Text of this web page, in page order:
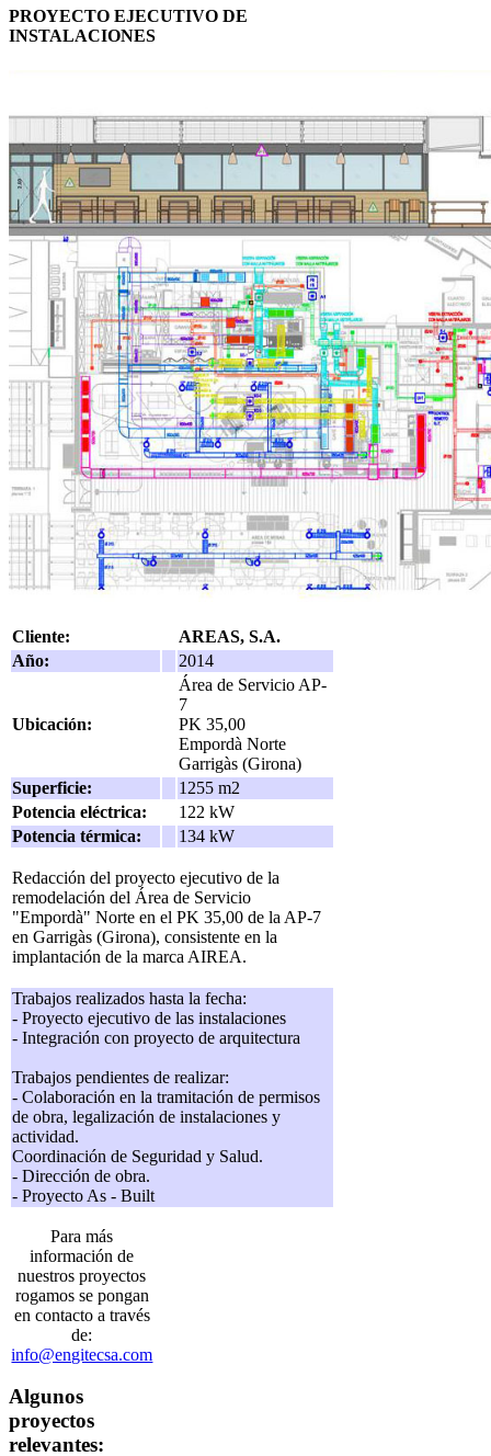
PROYECTO EJECUTIVO DE
INSTALACIONES
Cliente:
AREAS, S.A.
Año:
2014
Ubicación:
Área de Servicio AP-
7
PK 35,00
Empordà Norte
Garrigàs (Girona)
Superficie:
1255 m2
Potencia eléctrica:
122 kW
Potencia térmica:
134 kW
Redacción del proyecto ejecutivo de la
remodelación del Área de Servicio
"Empordà" Norte en el PK 35,00 de la AP-7
en Garrigàs (Girona), consistente en la
implantación de la marca AIREA.
Trabajos realizados hasta la fecha:
- Proyecto ejecutivo de las instalaciones
- Integración con proyecto de arquitectura
Trabajos pendientes de realizar:
- Colaboración en la tramitación de permisos
de obra, legalización de instalaciones y
actividad.
Coordinación de Seguridad y Salud.
- Dirección de obra.
- Proyecto As - Built
Para más
información de
nuestros proyectos
rogamos se pongan
en contacto a través
de:
info@engitecsa.com
Algunos
proyectos
relevantes: